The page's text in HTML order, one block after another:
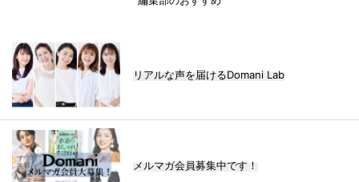
リアルな声を届けるDomani Lab
メルマガ会員募集中です！